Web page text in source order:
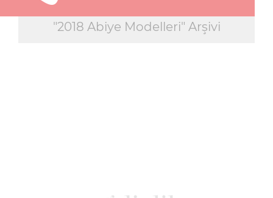
"2018 Abiye Modelleri" Arşivi